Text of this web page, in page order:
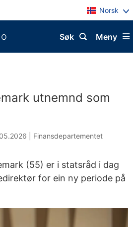
Norsk
Meny
Søk
utnemnd som
Finansdepartementet
(55) er i statsråd i dag
for ein ny periode på